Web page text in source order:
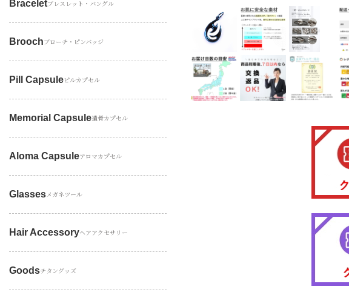
Braceletブレスレット・バングル
Broochブローチ・ピンバッジ
Pill Capsuleピルカプセル
Memorial Capsule遺骨カプセル
Aloma Capsuleアロマカプセル
Glassesメガネツール
Hair Accessoryヘアアクセサリー
Goodsチタングッズ